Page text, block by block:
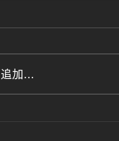
加…